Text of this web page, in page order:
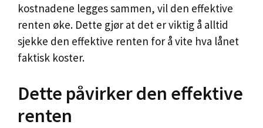
kostnadene legges sammen, vil den effektive
renten øke. Dette gjør at det er viktig å alltid
sjekke den effektive renten for å vite hva lånet
faktisk koster.
Dette påvirker den effektive
renten